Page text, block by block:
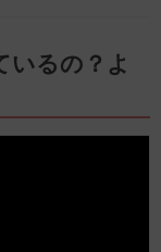
いるの？よ